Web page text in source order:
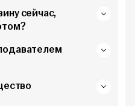
сейчас,